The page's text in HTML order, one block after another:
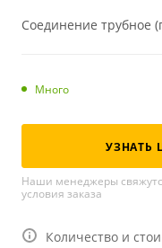
Соединение трубное
Много
УЗНАТЬ
Наши менеджеры
условия заказа
Количество и